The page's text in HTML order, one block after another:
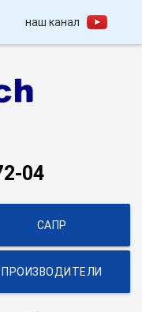
наш канал
04
САПР
ПРОИЗВОДИТЕЛИ